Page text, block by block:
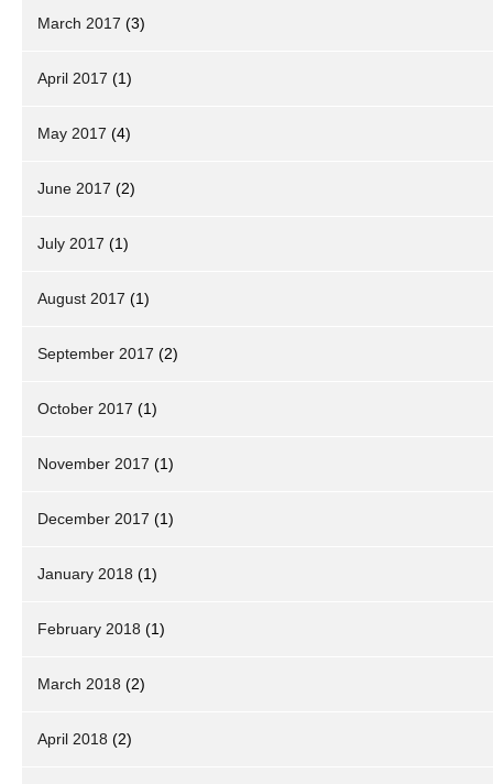
March 2017 (3)
April 2017 (1)
May 2017 (4)
June 2017 (2)
July 2017 (1)
August 2017 (1)
September 2017 (2)
October 2017 (1)
November 2017 (1)
December 2017 (1)
January 2018 (1)
February 2018 (1)
March 2018 (2)
April 2018 (2)